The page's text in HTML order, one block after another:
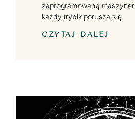
zaprogramowaną
każdy trybik porusza się
CZYTAJ DALEJ